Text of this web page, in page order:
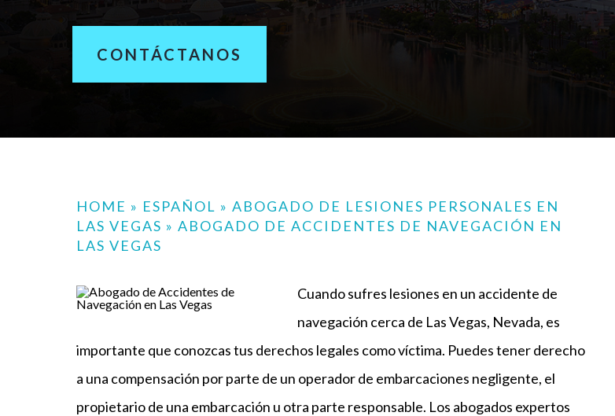
CONTÁCTANOS
HOME » ESPAÑOL »ABOGADO DE LESIONES PERSONALES EN
LAS VEGAS »ABOGADO DE ACCIDENTES DE NAVEGACIÓN EN
LAS VEGAS
Cuando sufres lesiones en un accidente de
navegación cerca de Las Vegas, Nevada, es
importante que conozcas tus derechos legales como víctima. Puedes tener derecho
a una compensación por parte de un operador de embarcaciones negligente, el
propietario de una embarcación u otra parte responsable. Los abogados expertos